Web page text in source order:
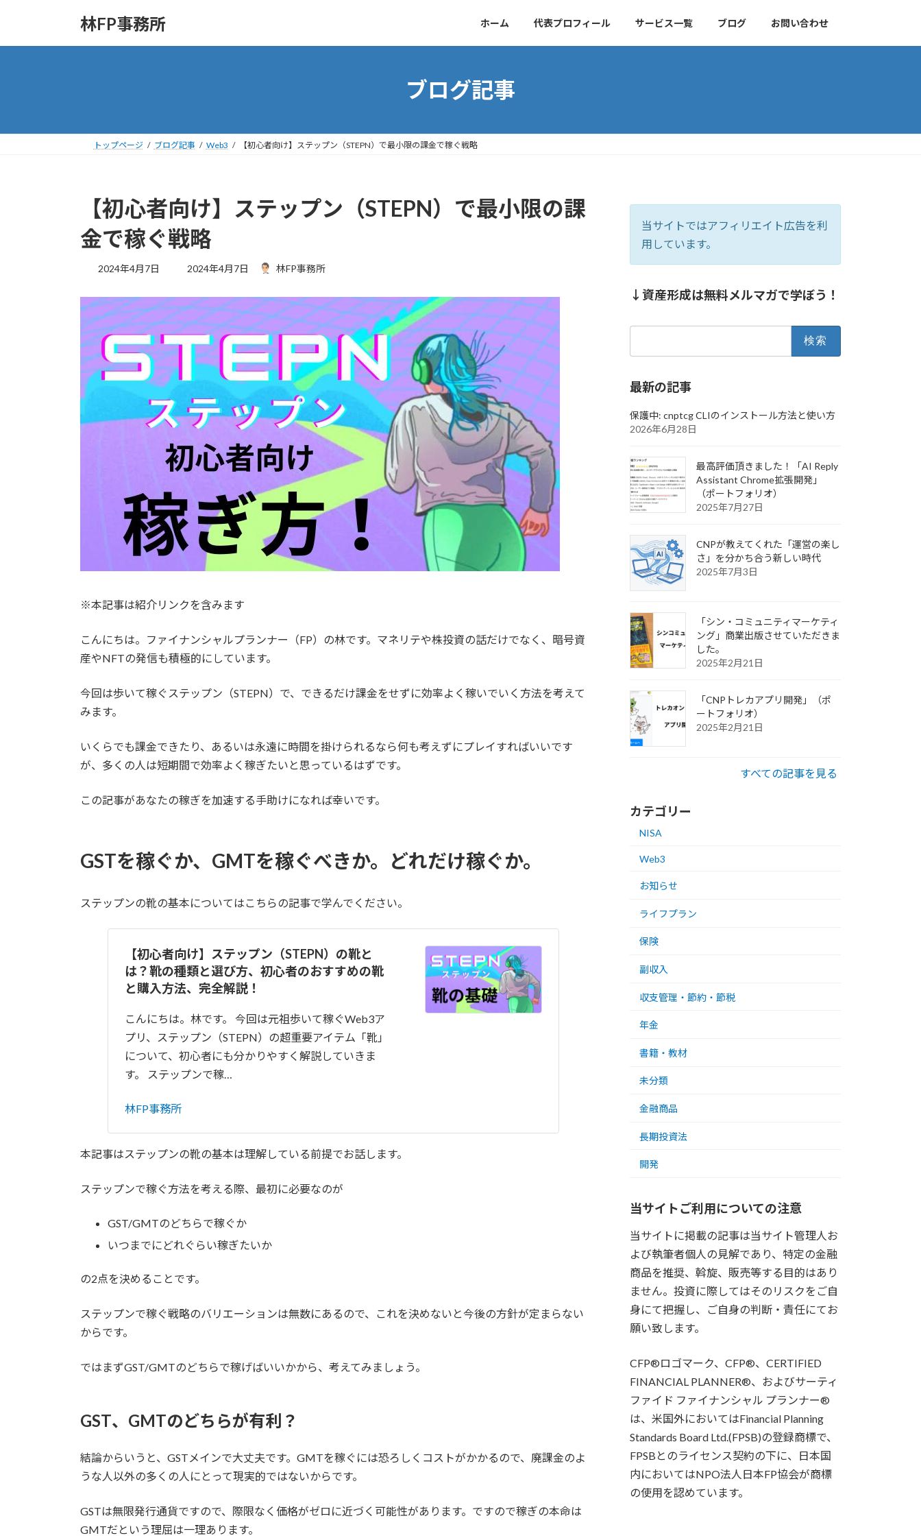
林FP事務所 ホーム 代表プロフィール サービス一覧 ブログ お問い合わせ
ブログ記事
トップページ ブログ記事 Web3 【初心者向け】ステップン（STEPN）で最小限の課金で稼ぐ戦略
【初心者向け】ステップン（STEPN）で最小限の課
金で稼ぐ戦略
2024年4月7日
最
新
日
時
2024年4月7日 林FP事務所
※本記事は紹介リンクを含みます
こんにちは。ファイナンシャルプランナー（FP）の林です。マネリテや株投資の話だけでなく、暗号資
産やNFTの発信も積極的にしています。
今回は歩いて稼ぐステップン（STEPN）で、できるだけ課金をせずに効率よく稼いでいく方法を考えて
みます。
いくらでも課金できたり、あるいは永遠に時間を掛けられるなら何も考えずにプレイすればいいです
が、多くの人は短期間で効率よく稼ぎたいと思っているはずです。
この記事があなたの稼ぎを加速する手助けになれば幸いです。
GSTを稼ぐか、GMTを稼ぐべきか。どれだけ稼ぐか。
ステップンの靴の基本についてはこちらの記事で学んでください。
【初心者向け】ステップン（STEPN）の靴と
は？靴の種類と選び方、初心者のおすすめの靴
と購入方法、完全解説！
こんにちは。林です。 今回は元祖歩いて稼ぐWeb3ア
プリ、ステップン（STEPN）の超重要アイテム「靴」
について、初心者にも分かりやすく解説していきま
す。 ステップンで稼…
林FP事務所
本記事はステップンの靴の基本は理解している前提でお話します。
ステップンで稼ぐ方法を考える際、最初に必要なのが
GST/GMTのどちらで稼ぐか
いつまでにどれぐらい稼ぎたいか
の2点を決めることです。
ステップンで稼ぐ戦略のバリエーションは無数にあるので、これを決めないと今後の方針が定まらない
からです。
ではまずGST/GMTのどちらで稼げばいいかから、考えてみましょう。
GST、GMTのどちらが有利？
結論からいうと、 GSTメインで大丈夫です。GMTを稼ぐには恐ろしくコストがかかるので、廃課金のよ
うな人以外の多くの人にとって現実的ではないからです。
GSTは無限発行通貨ですので、際限なく価格がゼロに近づく可能性があります。ですので稼ぎの本命は
GMTだという理屈は一理あります。
当サイトではアフィリエイト広告を利
用しています。
↓資産形成は無料メルマガで学ぼう！
最新の記事
保護中: cnptcg CLIのインストール方法と使い方
2026年6月28日
最高評価頂きました！「AI Reply
Assistant Chrome拡張開発」
（ポートフォリオ）
2025年7月27日
CNPが教えてくれた「運営の楽し
さ」を分かち合う新しい時代
2025年7月3日
「シン・コミュニティマーケティ
ング」商業出版させていただきま
した。
2025年2月21日
「CNPトレカアプリ開発」（ポ
ートフォリオ）
2025年2月21日
すべての記事を見る
カテゴリー
NISA
Web3
お知らせ
ライフプラン
保険
副収入
収支管理・節約・節税
年金
書籍・教材
未分類
金融商品
長期投資法
開発
当サイトご利用についての注意
当サイトに掲載の記事は当サイト管理人お
よび執筆者個人の見解であり、特定の金融
商品を推奨、斡旋、販売等する目的はあり
ません。投資に際してはそのリスクをご自
身にて把握し、ご自身の判断・責任にてお
願い致します。
CFP®ロゴマーク、CFP®、CERTIFIED
FINANCIAL PLANNER®、およびサーティ
ファイド ファイナンシャル プランナー®
は、米国外においてはFinancial Planning
Standards Board Ltd.(FPSB)の登録商標で、
FPSBとのライセンス契約の下に、日本国
内においてはNPO法人日本FP協会が商標
の使用を認めています。